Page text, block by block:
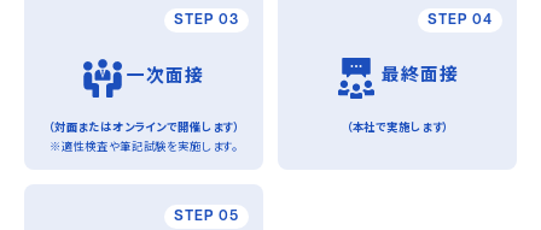
STEP 03
一次面接
（対面またはオンラインで開催します）
※適性検査や筆記試験を実施します。
STEP 04
最終面接
（本社で実施します）
STEP 05